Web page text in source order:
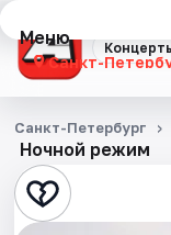
Меню
Санкт-
Концерты
Театр
Стендап
Ночной режим
Санкт-Петербург